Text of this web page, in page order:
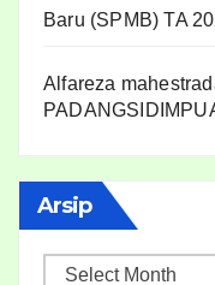
Baru (SPMB) TA
Alfareza
Arsip
A
r
s